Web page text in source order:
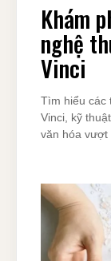
Khám
nghệ
Vinci
Tìm hiểu các
Vinci, kỹ
văn hóa vượt